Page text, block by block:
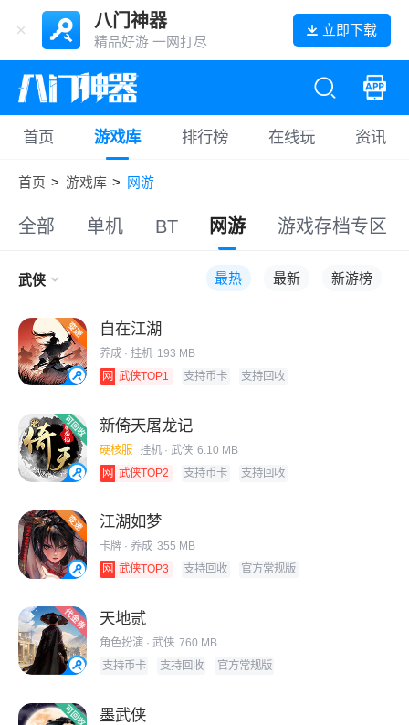
八门神器
精品好游 一网打尽
立即下载
首页 游戏库 排行榜 在线玩 资讯
首页 > 游戏库 > 网游
全部 单机 BT 网游 游戏存档专区
武侠 最热 最新 新游榜
自在江湖
养成 · 挂机 193 MB
网 武侠TOP1 支持币卡 支持回收
新倚天屠龙记
硬核服 挂机· 武侠 6.10 MB
网 武侠TOP2 支持币卡 支持回收
江湖如梦
卡牌 · 养成 355 MB
网 武侠TOP3 支持回收 官方常规版
天地贰
角色扮演 · 武侠 760 MB
支持币卡
支持回收 官方常规版
墨武侠